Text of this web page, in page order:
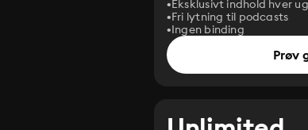
Eksklusivt indhold hver
Fri lytning til podcasts
Ingen binding
Prøv